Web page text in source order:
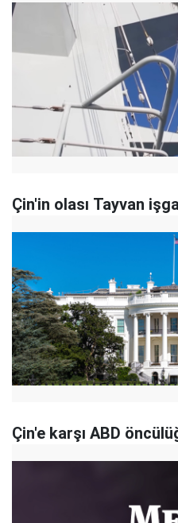
Çin'in olası Tayvan
Çin'e karşı ABD